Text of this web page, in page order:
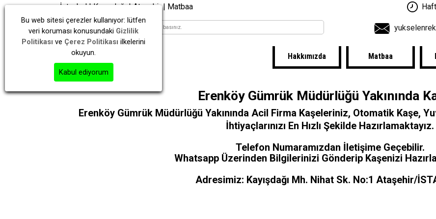
Hakkımızda Matbaa
İstanbul | Kayışdağı | Ataşehir | Matbaa
Erenköy Gümrük Müdürlüğü Yakınında
Erenköy Gümrük Müdürlüğü Yakınında Acil Firma Kaşeleriniz, Otomatik Kaşe,
İhtiyaçlarınızı En Hızlı Şekilde Hazırlamaktayız.
Telefon Numaramızdan İletişime Geçebilir.
Whatsapp Üzerinden Bilgilerinizi Gönderip Kaşenizi
Adresimiz: Kayışdağı Mh. Nihat Sk. No:1 Ataşehir/
Bu web sitesi çerezler kullanıyor: lütfen
veri koruması konusundaki Gizlilik
Politikası ve Çerez Politikası ilkelerini
okuyun.
Kabul ediyorum